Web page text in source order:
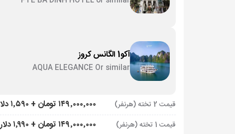
آکو1 الگانس کروز
AQUA ELEGANCE Or similar
قیمت 2 تخته (هرنفر) ۱۴۹٬۰۰۰٬۰۰۰ تومان + ۱٬۵۹۰ دلار
قیمت 1 تخته (هرنفر) ۱۴۹٬۰۰۰٬۰۰۰ تومان + ۱٬۹۹۰ دلار